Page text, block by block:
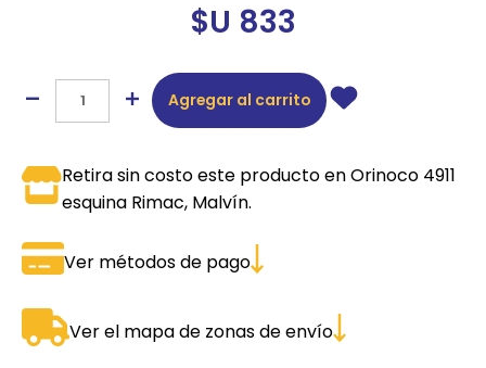
$U 833
Agregar al carrito
Retira sin costo este producto en Orinoco 4911
esquina Rimac, Malvín.
Ver métodos de pago
Ver el mapa de zonas de envío